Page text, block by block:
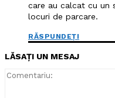
care au calcat cu un
locuri de parcare.
RĂSPUNDEȚI
LĂSAȚI UN MESAJ